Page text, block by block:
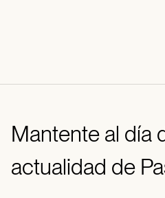
Mantente al día
actualidad de